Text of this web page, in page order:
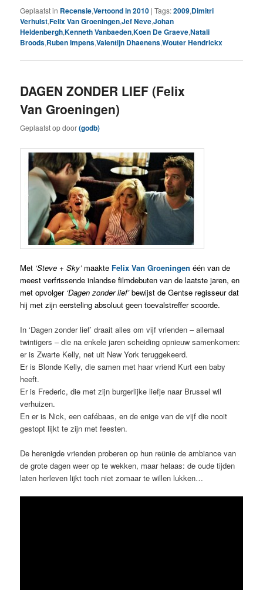
Geplaatst in Recensie,Vertoond in 2010 |Tags:2009,Dimitri
Verhulst,Felix Van Groeningen,Jef Neve,Johan
Heldenbergh,Kenneth Vanbaeden,Koen De Graeve,Natali
Broods,Ruben Impens,Valentijn Dhaenens,Wouter Hendrickx
DAGEN ZONDER LIEF (Felix
Van Groeningen)
Geplaatst opdoor(godb)
Met ‘Steve + Sky’maakte Felix Van Groeningen één van de
meest verfrissende inlandse filmdebuten van de laatste jaren, en
met opvolger ‘Dagen zonder lief’bewijst de Gentse regisseur dat
hij met zijn eersteling absoluut geen toevalstreffer scoorde.
In ‘Dagen zonder lief’ draait alles om vijf vrienden – allemaal
twintigers – die na enkele jaren scheiding opnieuw samenkomen:
er is Zwarte Kelly, net uit New York teruggekeerd.
Er is Blonde Kelly, die samen met haar vriend Kurt een baby
heeft.
Er is Frederic, die met zijn burgerlijke liefje naar Brussel wil
verhuizen.
En er is Nick, een cafébaas, en de enige van de vijf die nooit
gestopt lijkt te zijn met feesten.
De herenigde vrienden proberen op hun reünie de ambiance van
de grote dagen weer op te wekken, maar helaas: de oude tijden
laten herleven lijkt toch niet zomaar te willen lukken…